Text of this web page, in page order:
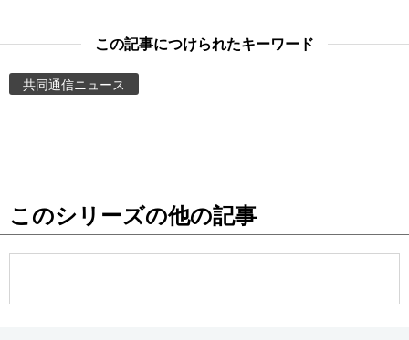
東京
この記事につけられたキーワード
共同通信ニュース
このシリーズの他の記事